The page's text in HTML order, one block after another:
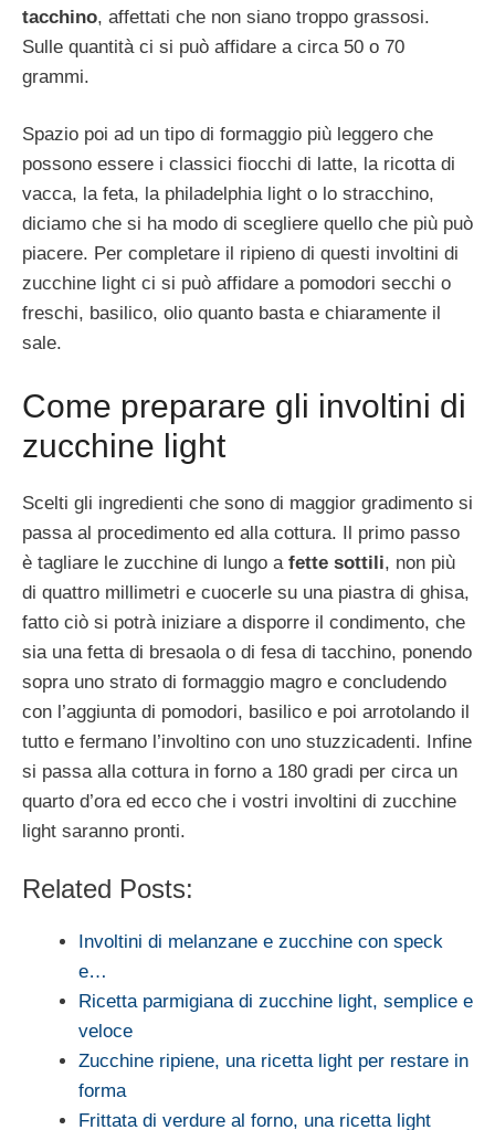
tacchino, affettati che non siano troppo grassosi.
Sulle quantità ci si può affidare a circa 50 o 70
grammi.
Spazio poi ad un tipo di formaggio più leggero che
possono essere i classici fiocchi di latte, la ricotta di
vacca, la feta, la philadelphia light o lo stracchino,
diciamo che si ha modo di scegliere quello che più può
piacere. Per completare il ripieno di questi involtini di
zucchine light ci si può affidare a pomodori secchi o
freschi, basilico, olio quanto basta e chiaramente il
sale.
Come preparare gli involtini di
zucchine light
Scelti gli ingredienti che sono di maggior gradimento si
passa al procedimento ed alla cottura. Il primo passo
è tagliare le zucchine di lungo a fette sottili, non più
di quattro millimetri e cuocerle su una piastra di ghisa,
fatto ciò si potrà iniziare a disporre il condimento, che
sia una fetta di bresaola o di fesa di tacchino, ponendo
sopra uno strato di formaggio magro e concludendo
con l’aggiunta di pomodori, basilico e poi arrotolando il
tutto e fermano l’involtino con uno stuzzicadenti. Infine
si passa alla cottura in forno a 180 gradi per circa un
quarto d’ora ed ecco che i vostri involtini di zucchine
light saranno pronti.
Related Posts:
Involtini di melanzane e zucchine con speck
e…
Ricetta parmigiana di zucchine light, semplice e
veloce
Zucchine ripiene, una ricetta light per restare in
forma
Frittata di verdure al forno, una ricetta light